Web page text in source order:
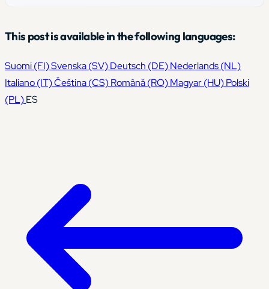
This post is available in the following languages:
Suomi(FI)Svenska(SV)Deutsch (DE)Nederlands(NL)
Italiano(IT)Čeština(CS)Română(RO)Magyar(HU)Polski
(PL)ES